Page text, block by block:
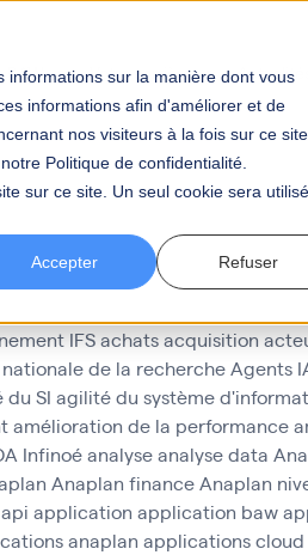
informations sur la manière dont vous
informations afin d'améliorer et de
nos visiteurs à la fois sur ce site
Politique de confidentialité.
sur ce site. Un seul cookie sera utilisé
Accepter Refuser
BAW Votre carrière Actualités
IFSachatsacquisition
de la rechercheAgents
SI agilité du système
amélioration de la performance
Infinoéanalyseanalyse data
Anaplan financeAnaplan
api application application baw
anaplan applications cloud